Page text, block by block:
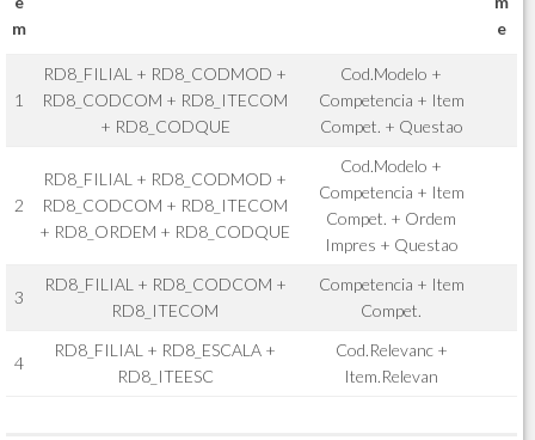
m
e
1
RD8_FILIAL + RD8_CODMOD +
RD8_CODCOM + RD8_ITECOM
+ RD8_CODQUE
Cod.Modelo +
Competencia + Item
Compet. + Questao
2
RD8_FILIAL + RD8_CODMOD +
RD8_CODCOM + RD8_ITECOM
+ RD8_ORDEM + RD8_CODQUE
Cod.Modelo +
Competencia + Item
Compet. + Ordem
Impres + Questao
3
RD8_FILIAL + RD8_CODCOM +
RD8_ITECOM
Competencia + Item
Compet.
4
RD8_FILIAL + RD8_ESCALA +
RD8_ITEESC
Cod.Relevanc +
Item.Relevan